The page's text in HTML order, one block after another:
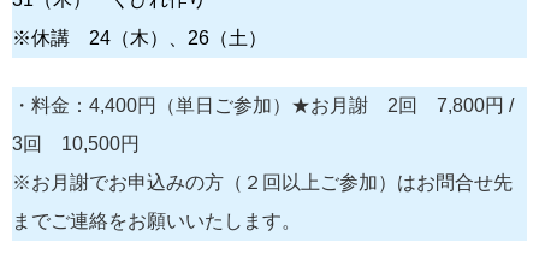
※休講 24（木）、26（土）
・料金：4,400円（単日ご参加）★お月謝 2回 7,800円 /
3回 10,500円
※お月謝でお申込みの方（２回以上ご参加）はお問合せ先
までご連絡をお願いいたします。